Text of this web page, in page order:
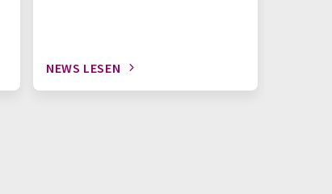
NEWS LESEN